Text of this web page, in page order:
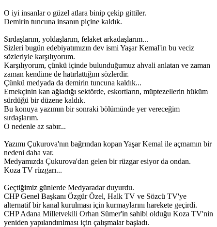
O iyi insanlar o güzel atlara binip çekip gittiler.
Demirin tuncuna insanın piçine kaldık.
Sırdaşlarım, yoldaşlarım, felaket arkadaşlarım...
Sizleri bugün edebiyatımızın dev ismi Yaşar Kemal'in bu veciz
sözleriyle karşılıyorum.
Karşılıyorum, çünkü içinde bulunduğumuz ahvali anlatan ve zaman
zaman kendime de hatırlattığım sözlerdir.
Çünkü medyada da demirin tuncuna kaldık...
Emekçinin kan ağladığı sektörde, eskortların, müptezellerin hüküm
sürdüğü bir düzene kaldık.
Bu konuya yazımın bir sonraki bölümünde yer vereceğim
sırdaşlarım.
O nedenle az sabır...
Yazımı Çukurova'nın bağrından kopan Yaşar Kemal ile açmamın bir
nedeni daha var.
Medyamızda Çukurova'dan gelen bir rüzgar esiyor da ondan.
Koza TV rüzgarı...
Geçtiğimiz günlerde Medyaradar duyurdu.
CHP Genel Başkanı Özgür Özel, Halk TV ve Sözcü TV'ye
alternatif bir kanal kurulması için kurmaylarını harekete geçirdi.
CHP Adana Milletvekili Orhan Sümer'in sahibi olduğu Koza TV'nin
yeniden yapılandırılması için çalışmalar başladı.